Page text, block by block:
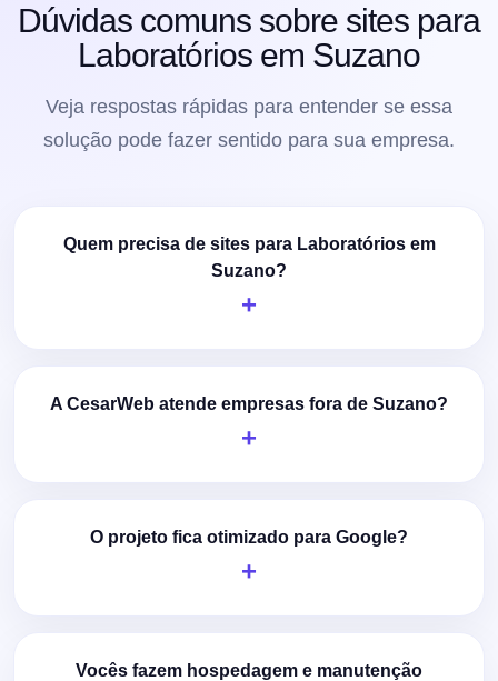
Dúvidas comuns sobre sites para
Laboratórios em Suzano
Veja respostas rápidas para entender se essa
solução pode fazer sentido para sua empresa.
Quem precisa de sites para Laboratórios em
Suzano?
A CesarWeb atende empresas fora de Suzano?
O projeto fica otimizado para Google?
Vocês fazem hospedagem e manutenção